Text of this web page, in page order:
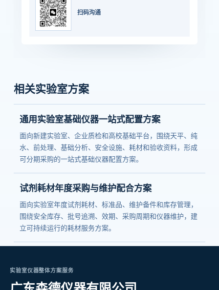
扫码沟通
相关实验室方案
通用实验室基础仪器一站式配置方案
面向新建实验室、企业质检和高校基础平台，围绕天平、纯
水、前处理、基础分析、安全设施、耗材和验收资料，形成
可分期采购的一站式基础仪器配置方案。
试剂耗材年度采购与维护配合方案
面向实验室年度试剂耗材、标准品、维护备件和库存管理，
围绕安全库存、批号追溯、效期、采购周期和仪器维护，建
立可持续运行的耗材服务方案。
实验室仪器整体方案服务